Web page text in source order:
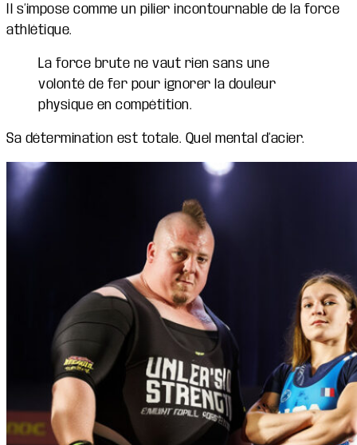
Il s’impose comme un pilier incontournable de la force
athlétique.
La force brute ne vaut rien sans une
volonté de fer pour ignorer la douleur
physique en compétition.
Sa détermination est totale. Quel mental d’acier.